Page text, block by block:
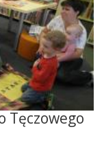
Tęczowego